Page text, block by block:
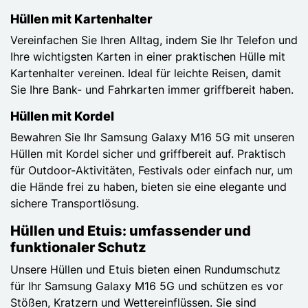
Hüllen mit Kartenhalter
Vereinfachen Sie Ihren Alltag, indem Sie Ihr Telefon und
Ihre wichtigsten Karten in einer praktischen Hülle mit
Kartenhalter vereinen. Ideal für leichte Reisen, damit
Sie Ihre Bank- und Fahrkarten immer griffbereit haben.
Hüllen mit Kordel
Bewahren Sie Ihr Samsung Galaxy M16 5G mit unseren
Hüllen mit Kordel sicher und griffbereit auf. Praktisch
für Outdoor-Aktivitäten, Festivals oder einfach nur, um
die Hände frei zu haben, bieten sie eine elegante und
sichere Transportlösung.
Hüllen und Etuis: umfassender und
funktionaler Schutz
Unsere Hüllen und Etuis bieten einen Rundumschutz
für Ihr Samsung Galaxy M16 5G und schützen es vor
Stößen, Kratzern und Wettereinflüssen. Sie sind